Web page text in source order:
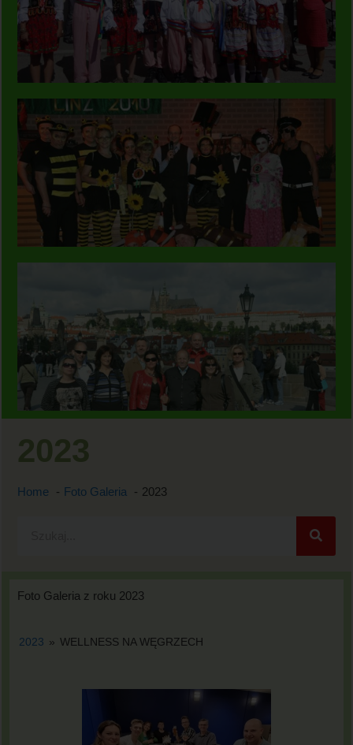
2023
Home Foto Galeria 2023
Foto Galeria z roku 2023
2023 » WELLNESS NA WĘGRZECH